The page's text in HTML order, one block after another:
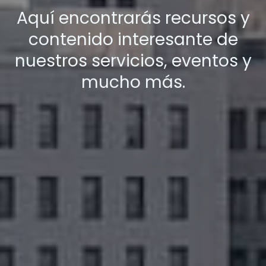
Aquí encontrarás recursos y
contenido interesante de
nuestros servicios, eventos y
mucho más.